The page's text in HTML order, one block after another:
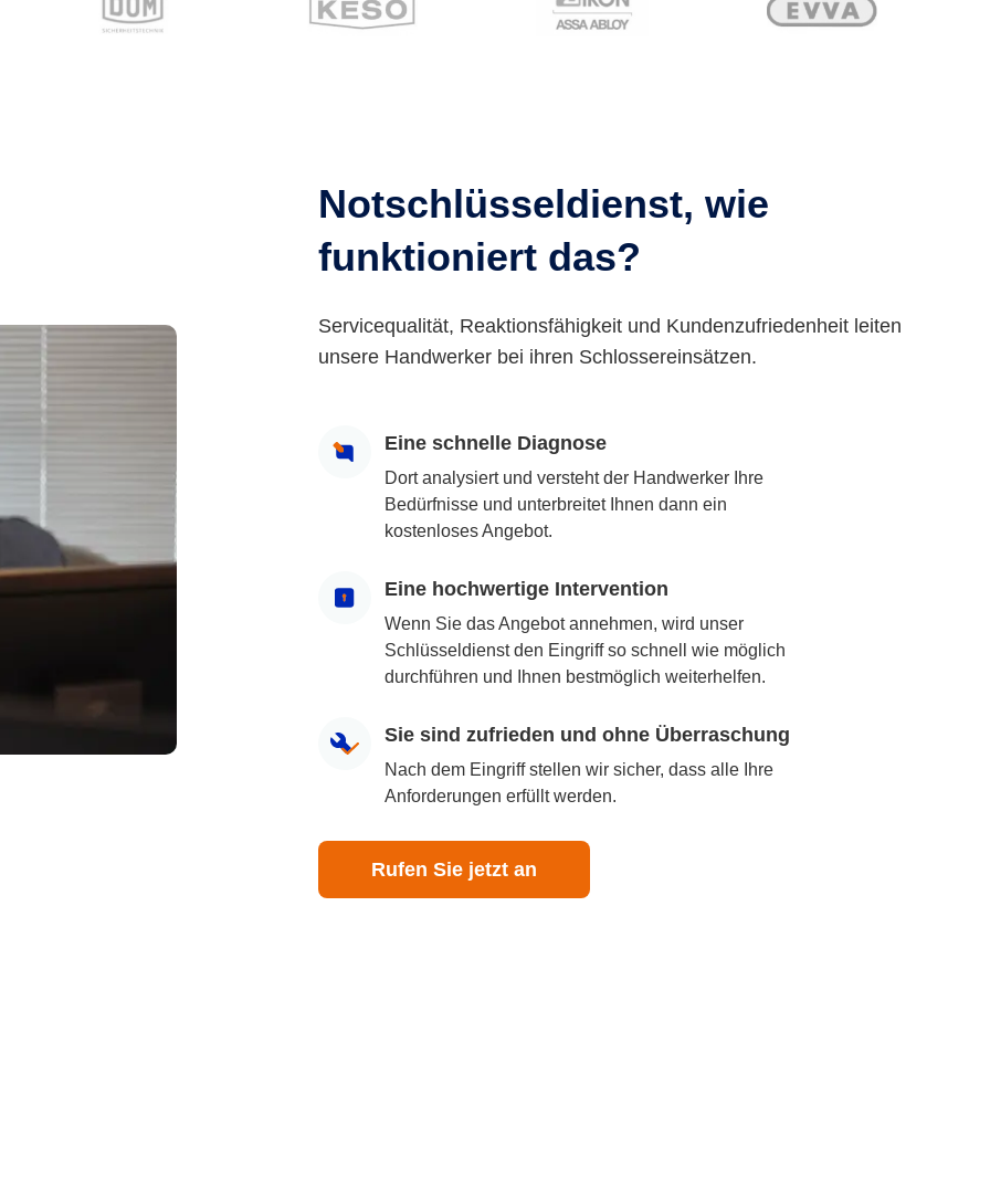
Notschlüsseldienst, wie
funktioniert das?
Servicequalität, Reaktionsfähigkeit und Kundenzufriedenheit leiten
unsere Handwerker bei ihren Schlossereinsätzen.
Eine schnelle Diagnose
Dort analysiert und versteht der Handwerker Ihre
Bedürfnisse und unterbreitet Ihnen dann ein
kostenloses Angebot.
Eine hochwertige Intervention
Wenn Sie das Angebot annehmen, wird unser
Schlüsseldienst den Eingriff so schnell wie möglich
durchführen und Ihnen bestmöglich weiterhelfen.
Sie sind zufrieden und ohne Überraschung
Nach dem Eingriff stellen wir sicher, dass alle Ihre
Anforderungen erfüllt werden.
Rufen Sie jetzt an